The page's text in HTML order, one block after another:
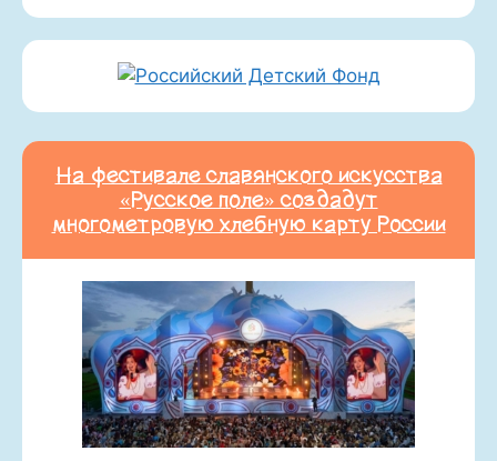
На фестивале славянского искусства
«Русское поле» создадут
многометровую хлебную карту России